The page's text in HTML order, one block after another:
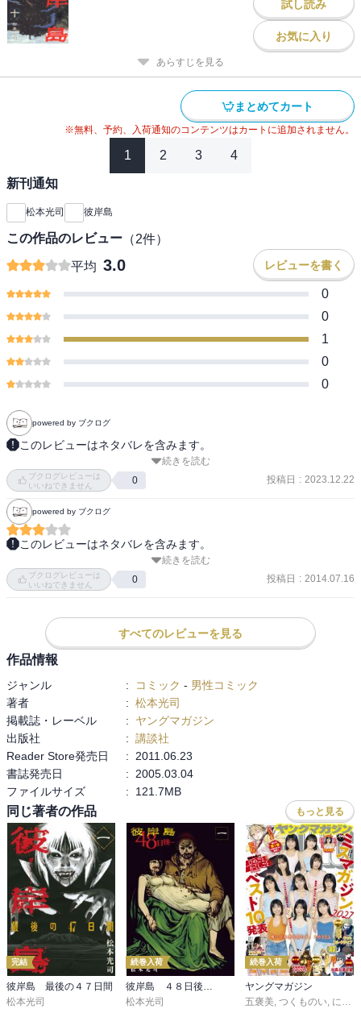
試し読み
お気に入り
あらすじを見る
まとめてカート
※無料、予約、入荷通知のコンテンツはカートに追加されません。
1 2 3 4
新刊通知
松本光司 彼岸島
この作品のレビュー （2件）
平均 3.0 レビューを書く
0
0
1
0
0
powered by ブクログ
このレビューはネタバレを含みます。
居合で邪鬼の腕を斬り落としてコケさせたり、
そこから顔面を割ったり、
兄貴を助けたり、
邪鬼にトドメを刺したり、
師匠たちと合流したり、
邪鬼使いが出てきたり、
鬼使い＋邪鬼と戦ったり、
雅が登場したり、
雅と戦ったり。
帰る里って場所がバレた所じゃないよね？
流石に別の里に向かうってことだよね？
太郎の、崖に跨って攻撃って、たまにシューティングゲームなどで
あるボスだよね。
攻略法は本体破壊か、もしくは片側の手足を破壊して崖下に落と
す。
師匠と太郎が膠着状態なら、その間に村人を逃がせるのでは。
いくら道が埋まってるといっても、よじ登れるだろう、特に忍者
は。
（そもそもこの岩、両側の崖が崩れていないので何処から降ってき
たのか不明である。）
なんで吸血鬼は一方からしか矢を撃たないのか。
なんで弓を拾って使わないのか。
そして、ようやく出てきた拳銃。
でも、あんまし役には立たなかったよ。
続きを読む
ブクログレビューは
いいねできません
0 投稿日 : 2023.12.22
powered by ブクログ
このレビューはネタバレを含みます。
あの大きな邪鬼、太郎っていうんですね。。
気持ち悪くて後味悪いんですが、どうなるか気になって続きを読ん
続きを読む
ブクログレビューは
いいねできません
0 投稿日 : 2014.07.16
すべてのレビューを見る
作品情報
ジャンル : コミック - 男性コミック
著者
: 松本光司
掲載誌・レーベル
:
ヤングマガジン
出版社
: 講談社
Reader Store発売日
:
2011.06.23
書誌発売日
:
2005.03.04
ファイルサイズ
: 121.7MB
同じ著者の作品 もっと見る
完結
彼岸島 最後の４７日間
松本光司
続巻入荷
彼岸島 ４８日後…
松本光司
続巻入荷
ヤングマガジン
五褒美, つくものい, にゃんにゃんファクトリー